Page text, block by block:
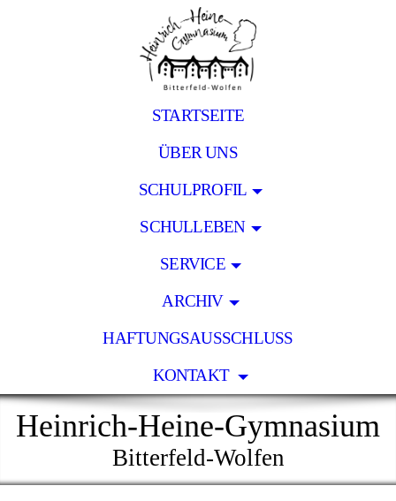
STARTSEITE
ÜBER UNS
SCHULPROFIL
SCHULLEBEN
SERVICE
ARCHIV
HAFTUNGSAUSSCHLUSS
KONTAKT
Heinrich-Heine-Gymnasium
Bitterfeld-Wolfen